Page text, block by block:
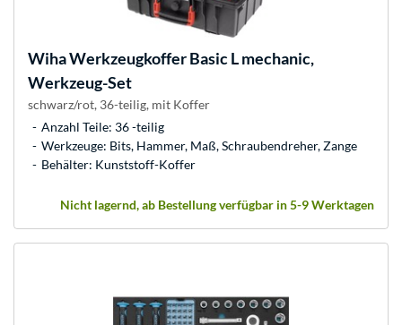
WihaWerkzeugkoffer Basic L mechanic,
Werkzeug-Set
schwarz/rot, 36-teilig, mit Koffer
Anzahl Teile: 36 -teilig
Werkzeuge: Bits, Hammer, Maß, Schraubendreher, Zange
Behälter: Kunststoff-Koffer
Nicht lagernd, ab Bestellung verfügbar in 5-9 Werktagen